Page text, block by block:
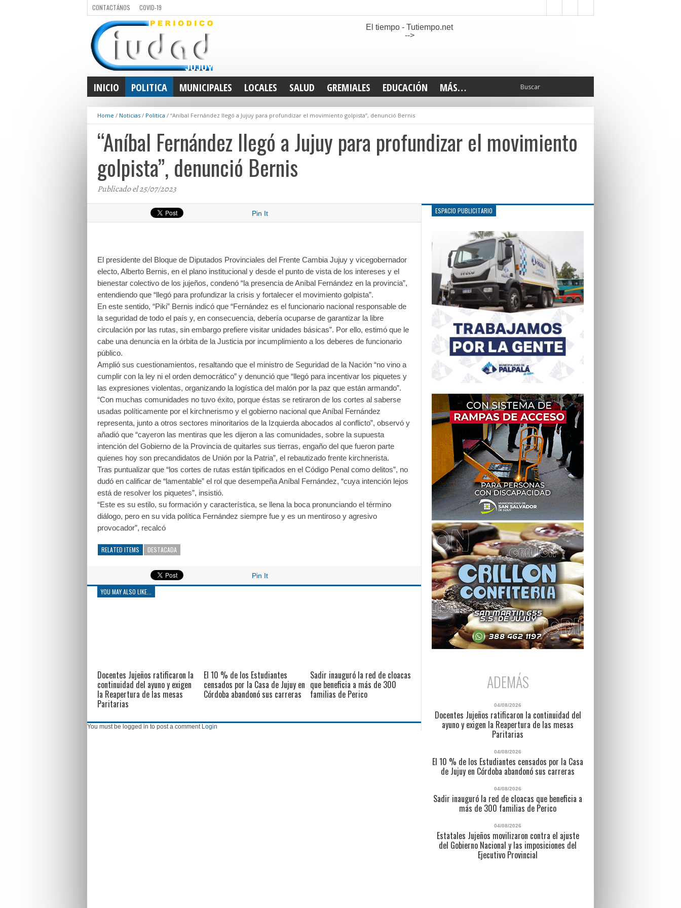
CONTACTÁNOS COVID-19
El tiempo - Tutiempo.net
-->
INICIO POLITICA MUNICIPALES LOCALES SALUD GREMIALES EDUCACIÓN MÁS…
INTERIOR
DEPORTES
ELECCIONES 2025
LEGISLATIVO
Home / Noticias / Politica / “Aníbal Fernández llegó a Jujuy para profundizar el movimiento golpista”, denunció Bernis
“Aníbal Fernández llegó a Jujuy para profundizar el movimiento
golpista”, denunció Bernis
Publicado el 25/07/2023
Pin It
El presidente del Bloque de Diputados Provinciales del Frente Cambia Jujuy y vicegobernador
electo, Alberto Bernis, en el plano institucional y desde el punto de vista de los intereses y el
bienestar colectivo de los jujeños, condenó “la presencia de Aníbal Fernández en la provincia”,
entendiendo que “llegó para profundizar la crisis y fortalecer el movimiento golpista”.
En este sentido, “Piki” Bernis indicó que “Fernández es el funcionario nacional responsable de
la seguridad de todo el país y, en consecuencia, debería ocuparse de garantizar la libre
circulación por las rutas, sin embargo prefiere visitar unidades básicas”. Por ello, estimó que le
cabe una denuncia en la órbita de la Justicia por incumplimiento a los deberes de funcionario
público.
Amplió sus cuestionamientos, resaltando que el ministro de Seguridad de la Nación “no vino a
cumplir con la ley ni el orden democrático” y denunció que “llegó para incentivar los piquetes y
las expresiones violentas, organizando la logística del malón por la paz que están armando”.
“Con muchas comunidades no tuvo éxito, porque éstas se retiraron de los cortes al saberse
usadas políticamente por el kirchnerismo y el gobierno nacional que Aníbal Fernández
representa, junto a otros sectores minoritarios de la Izquierda abocados al conflicto”, observó y
añadió que “cayeron las mentiras que les dijeron a las comunidades, sobre la supuesta
intención del Gobierno de la Provincia de quitarles sus tierras, engaño del que fueron parte
quienes hoy son precandidatos de Unión por la Patria”, el rebautizado frente kirchnerista.
Tras puntualizar que “los cortes de rutas están tipificados en el Código Penal como delitos”, no
dudó en calificar de “lamentable” el rol que desempeña Aníbal Fernández, “cuya intención lejos
está de resolver los piquetes”, insistió.
“Este es su estilo, su formación y característica, se llena la boca pronunciando el término
diálogo, pero en su vida política Fernández siempre fue y es un mentiroso y agresivo
provocador”, recalcó
RELATED ITEMS DESTACADA
Pin It
YOU MAY ALSO LIKE...
Docentes Jujeños ratificaron la
continuidad del ayuno y exigen
la Reapertura de las mesas
Paritarias
El 10 % de los Estudiantes
censados por la Casa de Jujuy en
Córdoba abandonó sus carreras
Sadir inauguró la red de cloacas
que beneficia a más de 300
familias de Perico
You must be logged in to post a comment Login
ESPACIO PUBLICITARIO
ADEMÁS
04/08/2026
Docentes Jujeños ratificaron la continuidad del
ayuno y exigen la Reapertura de las mesas
Paritarias
04/08/2026
El 10 % de los Estudiantes censados por la Casa
de Jujuy en Córdoba abandonó sus carreras
04/08/2026
Sadir inauguró la red de cloacas que beneficia a
más de 300 familias de Perico
04/08/2026
Estatales Jujeños movilizaron contra el ajuste
del Gobierno Nacional y las imposiciones del
Ejecutivo Provincial